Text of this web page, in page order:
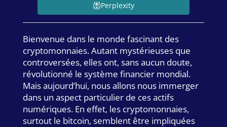
Perplexity
Bienvenue dans le monde fascinant des
cryptomonnaies. Autant mystérieuses que
controversées, elles ont, sans aucun doute,
révolutionné le système financier mondial.
Mais aujourd’hui, nous allons nous immerger
dans un aspect particulier de ces actifs
numériques. En effet, les cryptomonnaies,
surtout le bitcoin, semblent être impliquées